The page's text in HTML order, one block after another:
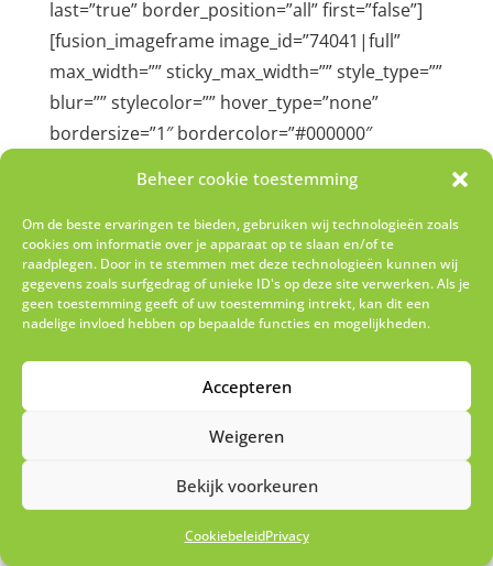
Beheer cookie toestemming
Om de beste ervaringen te bieden, gebruiken wij technologieën zoals
cookies om informatie over je apparaat op te slaan en/of te
raadplegen. Door in te stemmen met deze technologieën kunnen wij
gegevens zoals surfgedrag of unieke ID's op deze site verwerken. Als je
geen toestemming geeft of uw toestemming intrekt, kan dit een
nadelige invloed hebben op bepaalde functies en mogelijkheden.
Accepteren
Weigeren
Bekijk voorkeuren
CookiebeleidPrivacy